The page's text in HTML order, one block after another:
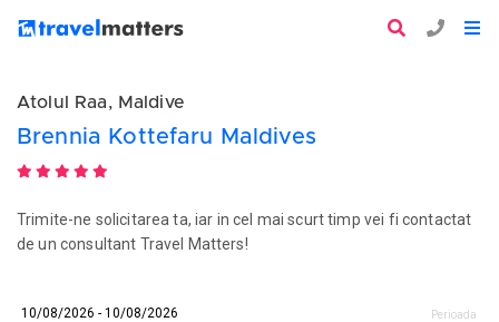
Atolul Raa, Maldive
Brennia Kottefaru Maldives
Trimite-ne solicitarea ta, iar in cel mai scurt timp vei fi contactat
de un consultant Travel Matters!
Perioada